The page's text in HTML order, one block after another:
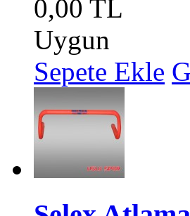
0,00 TL
Uygun
Sepete Ekle